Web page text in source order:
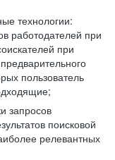
технологии:
работодателей при
при
пользователь
запросов
поисковой
релевантных